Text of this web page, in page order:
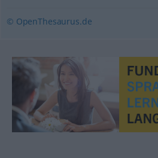
© OpenThesaurus.de